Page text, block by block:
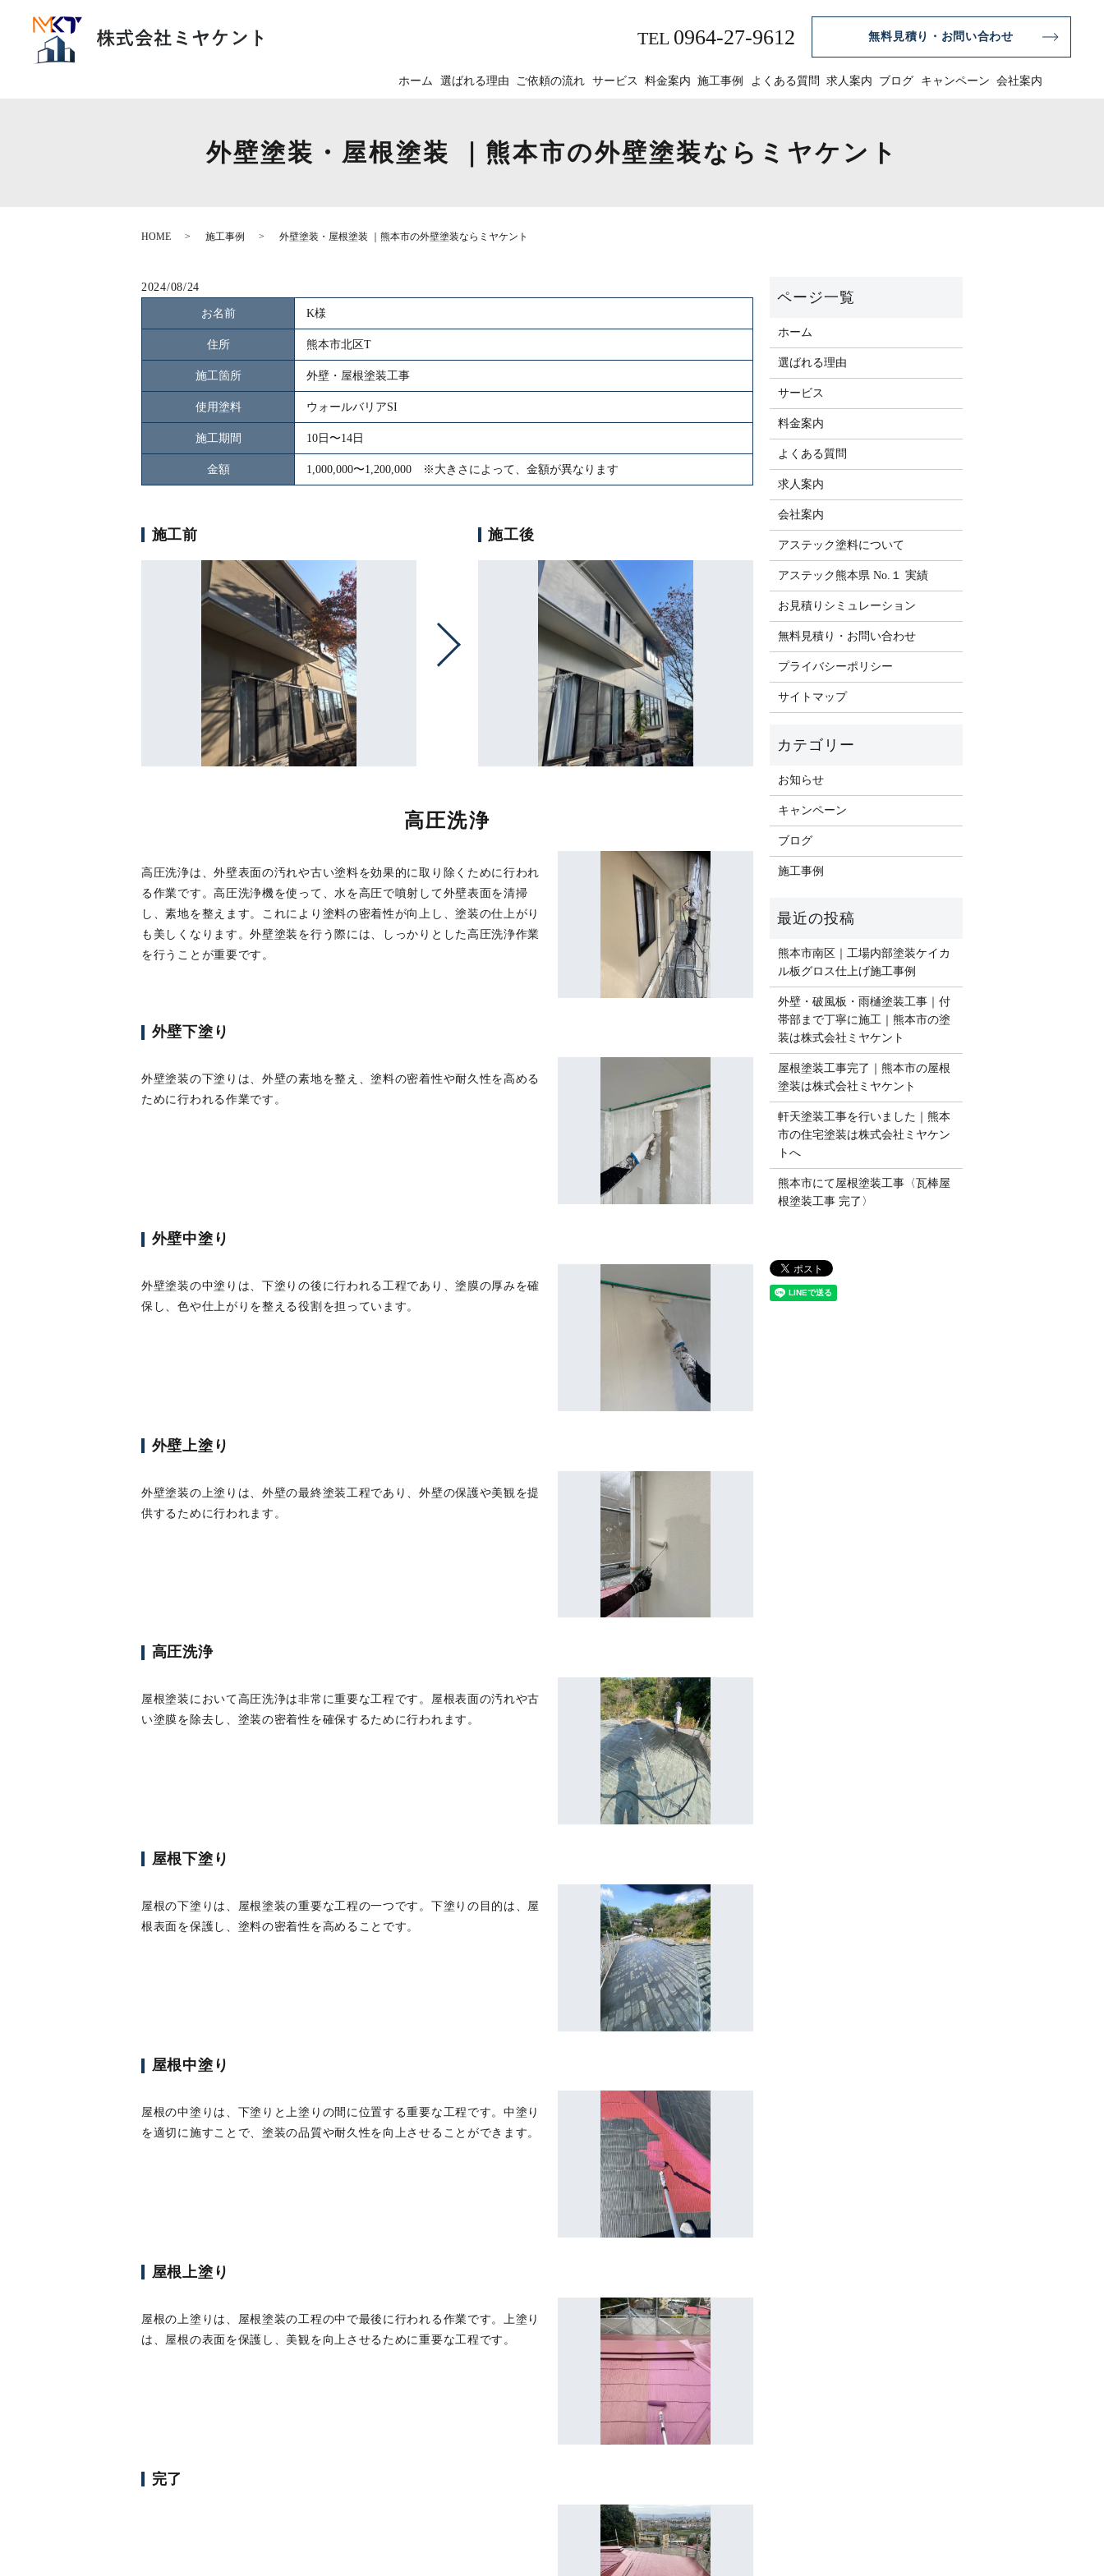
ホーム 選ばれる理由 ご依頼の流れ サービス 料金案内 施工事例 よくある質問 求人案内 ブログ キャンペーン 会社案内
TEL 0964-27-9612 無料見積り・お問い合わせ
外壁塗装・屋根塗装 ｜熊本市の外壁塗装ならミヤケント
HOME 施工事例 外壁塗装・屋根塗装 ｜熊本市の外壁塗装ならミヤケント
2024/08/24
お名前 K様
住所 熊本市北区T
施工箇所 外壁・屋根塗装工事
使用塗料 ウォールバリアSI
施工期間 10日〜14日
金額 1,000,000〜1,200,000 ※大きさによって、金額が異なります
施工前 施工後
高圧洗浄
高圧洗浄は、外壁表面の汚れや古い塗料を効果的に取り除くために行われ
る作業です。高圧洗浄機を使って、水を高圧で噴射して外壁表面を清掃
し、素地を整えます。これにより塗料の密着性が向上し、塗装の仕上がり
も美しくなります。外壁塗装を行う際には、しっかりとした高圧洗浄作業
を行うことが重要です。
外壁下塗り
外壁塗装の下塗りは、外壁の素地を整え、塗料の密着性や耐久性を高める
ために行われる作業です。
外壁中塗り
外壁塗装の中塗りは、下塗りの後に行われる工程であり、塗膜の厚みを確
保し、色や仕上がりを整える役割を担っています。
外壁上塗り
外壁塗装の上塗りは、外壁の最終塗装工程であり、外壁の保護や美観を提
供するために行われます。
高圧洗浄
屋根塗装において高圧洗浄は非常に重要な工程です。屋根表面の汚れや古
い塗膜を除去し、塗装の密着性を確保するために行われます。
屋根下塗り
屋根の下塗りは、屋根塗装の重要な工程の一つです。下塗りの目的は、屋
根表面を保護し、塗料の密着性を高めることです。
屋根中塗り
屋根の中塗りは、下塗りと上塗りの間に位置する重要な工程です。中塗り
を適切に施すことで、塗装の品質や耐久性を向上させることができます。
屋根上塗り
屋根の上塗りは、屋根塗装の工程の中で最後に行われる作業です。上塗り
は、屋根の表面を保護し、美観を向上させるために重要な工程です。
完了
ホーム
選ばれる理由
サービス
料金案内
よくある質問
求人案内
会社案内
アステック塗料について
アステック熊本県 No.１ 実績
お見積りシミュレーション
無料見積り・お問い合わせ
プライバシーポリシー
サイトマップ
お知らせ
キャンペーン
ブログ
施工事例
熊本市南区｜工場内部塗装ケイカ
ル板グロス仕上げ施工事例
外壁・破風板・雨樋塗装工事｜付
帯部まで丁寧に施工｜熊本市の塗
装は株式会社ミヤケント
屋根塗装工事完了｜熊本市の屋根
塗装は株式会社ミヤケント
軒天塗装工事を行いました｜熊本
市の住宅塗装は株式会社ミヤケン
トへ
熊本市にて屋根塗装工事〈瓦棒屋
根塗装工事 完了〉